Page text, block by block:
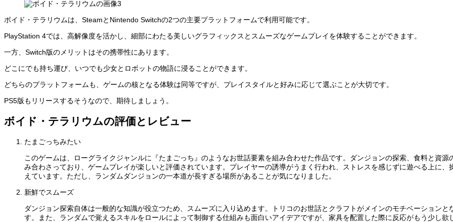
ボイド・テラリウムは、SteamとNintendo Switchの2つの主要プラットフォームで利用可能です。
PlayStation 4では、高解像度を活かし、細部にわたる美しいグラフィックスとスムーズなゲームプレイを体験することができます。
一方、Switch版のメリットはその携帯性にあります。
どこにでも持ち運び、いつでも少女とロボットの物語に浸ることができます。
どちらのプラットフォームも、ゲームの核となる体験は同等ですが、プレイスタイルと好みに応じて選ぶことが大切です。
PS5版もリリースするそうなので、期待しましょう。
ボイド・テラリウムの評価とレビュー
たまごっちみたい
このゲームは、ローグライクジャンルに『たまごっち』のようなお世話要素を組み合わせた作品です。ダンジョンの探索、食料と資
み合わさっており、ゲームプレイが楽しいと評価されています。プレイヤーの誘導がうまく行われ、ストレスを感じずに遊べる上に
えています。ただし、ランダムダンジョンの一本道が長すぎる場所があることが気になりました。
新鮮でスムーズ
ダンジョン探索自体は一般的な知識が役立つため、スムーズに入り込めます。トリコのお世話とクラフトがメインのモチベーション
す。また、ランダムで覚えるスキルをロールによって制御する仕組みも面白いアイデアですが、家具を配置した際に反応がもう少し欲